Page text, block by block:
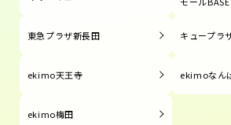
東急プラザ新長田 キュープラ
ekimo天王寺 ekimoなん
ekimo梅田